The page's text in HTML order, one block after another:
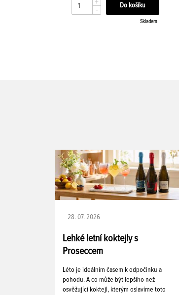
+
-
Skladem
28. 07. 2026
Lehké letní koktejly s
Proseccem
Léto je ideálním časem k odpočinku a
pohodu. A co může být lepšího než
osvěžující koktejl, kterým oslavíme toto